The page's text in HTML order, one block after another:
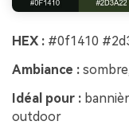
HEX : #0f1410
Ambiance :
Idéal pour :
outdoor